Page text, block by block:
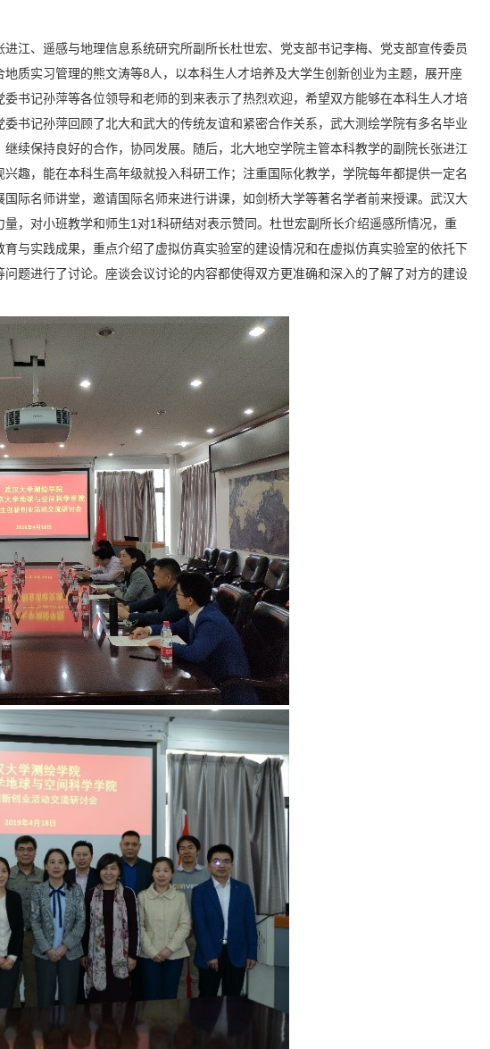
江、遥感与地理信息系统研究所副所长杜世宏、党支部书记李梅、党支部宣传委员
质实习管理的熊文涛等8人，以本科生人才培养及大学生创新创业为主题，展开座
书记孙萍等各位领导和老师的到来表示了热烈欢迎，希望双方能够在本科生人才培
书记孙萍回顾了北大和武大的传统友谊和紧密合作关系，武大测绘学院有多名毕业
续保持良好的合作，协同发展。随后，北大地空学院主管本科教学的副院长张进江
趣，能在本科生高年级就投入科研工作；注重国际化教学，学院每年都提供一定名
际名师讲堂，邀请国际名师来进行讲课，如剑桥大学等著名学者前来授课。武汉大
，对小班教学和师生1对1科研结对表示赞同。杜世宏副所长介绍遥感所情况，重
与实践成果，重点介绍了虚拟仿真实验室的建设情况和在虚拟仿真实验室的依托下
题进行了讨论。座谈会议讨论的内容都使得双方更准确和深入的了解了对方的建设